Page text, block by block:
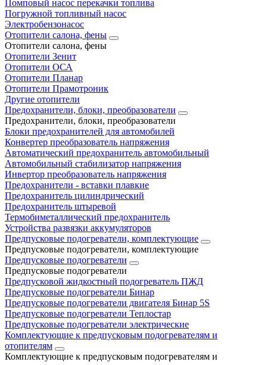
Помповый насос перекачки топлива
Погружной топливный насос
Электробензонасос
Отопители салона, фены
Отопители салона, фены
Отопители Зенит
Отопители ОСА
Отопители Планар
Отопители Прамотроник
Другие отопители
Предохранители, блоки, преобразователи
Предохранители, блоки, преобразователи
Блоки предохранителей для автомобилей
Конвертер преобразователь напряжения
Автоматический предохранитель автомобильный
Автомобильный стабилизатор напряжения
Инвертор преобразователь напряжения
Предохранители - вставки плавкие
Предохранитель цилиндрический
Предохранитель штыревой
Термобиметаллический предохранитель
Устройства развязки аккумуляторов
Предпусковые подогреватели, комплектующие
Предпусковые подогреватели, комплектующие
Предпусковые подогреватели
Предпусковые подогреватели
Предпусковой жидкостный подогреватель ПЖД
Предпусковые подогреватели Бинар
Предпусковые подогреватели двигателя Бинар 5S
Предпусковые подогреватели Теплостар
Предпусковые подогреватели электрические
Комплектующие к предпусковым подогревателям и
отопителям
Комплектующие к предпусковым подогревателям и